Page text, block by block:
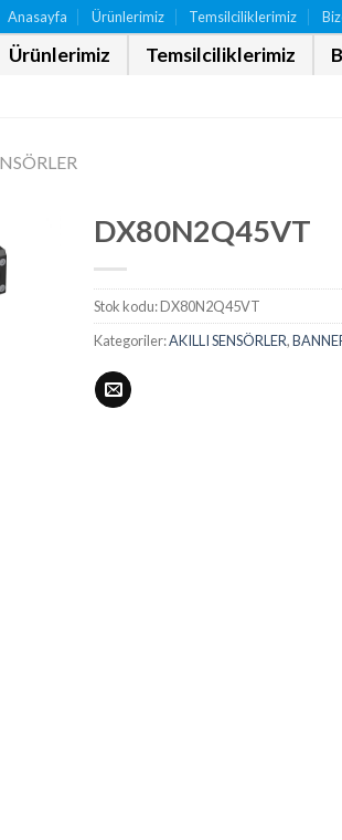
Anasayfa Ürünlerimiz Temsilciliklerimiz
Ürünlerimiz Temsilciliklerimiz
DX80N2Q45VT
Stok kodu:DX80N2Q45VT
Kategoriler:AKILLI SENSÖRLER,